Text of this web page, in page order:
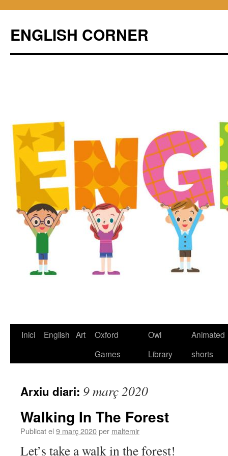
ENGLISH CORNER
Vés
Inici English Art
Oxford
Games
Owl
Library
Animated
shorts
Arxiu diari: 9 març 2020
Walking In The Forest
Publicat el 9 març 2020per maltemir
Let’s take a walk in the forest!